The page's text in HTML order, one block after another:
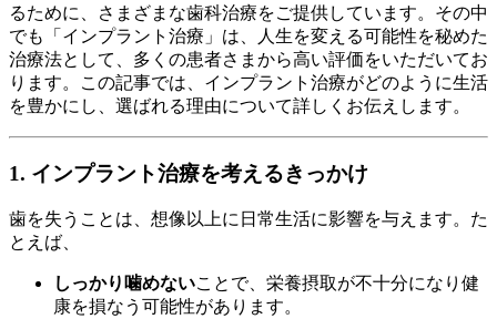
るために、さまざまな歯科治療をご提供しています。その中
でも「インプラント治療」は、人生を変える可能性を秘めた
治療法として、多くの患者さまから高い評価をいただいてお
ります。この記事では、インプラント治療がどのように生活
を豊かにし、選ばれる理由について詳しくお伝えします。
1. インプラント治療を考えるきっかけ
歯を失うことは、想像以上に日常生活に影響を与えます。た
とえば、
しっかり噛めないことで、栄養摂取が不十分になり健
康を損なう可能性があります。